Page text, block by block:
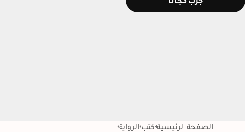
الصفحة الرئيسية كتب الرواية